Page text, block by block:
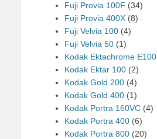
Fuji Provia 100F (34)
Fuji Provia 400X (8)
Fuji Velvia 100 (4)
Fuji Velvia 50 (1)
Kodak Ektachrome E100
Kodak Ektar 100 (2)
Kodak Gold 200 (4)
Kodak Gold 400 (1)
Kodak Portra 160VC (4)
Kodak Portra 400 (6)
Kodak Portra 800 (20)